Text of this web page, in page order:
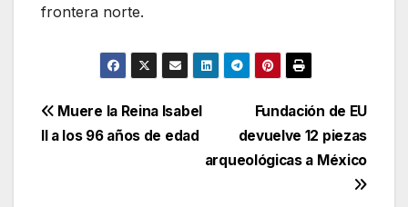
frontera norte.
Navegación
Fundación de EU
devuelve 12 piezas
arqueológicas a México
Muere la Reina Isabel
II a los 96 años de edad